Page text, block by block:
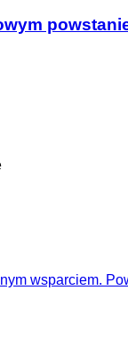
wsparciem.